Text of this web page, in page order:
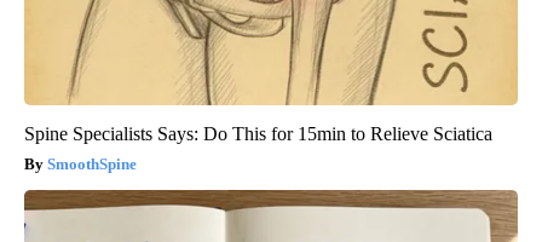
Spine Specialists Says: Do This for 15min to Relieve Sciatica
SmoothSpine